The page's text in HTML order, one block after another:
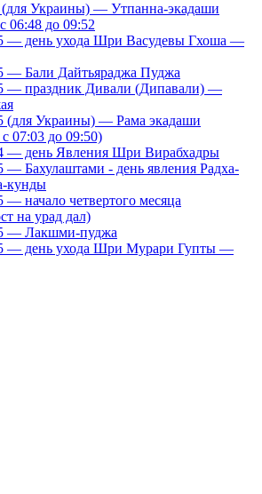
(для Украины) — Утпанна-экадаши
06:48 до 09:52
— день ухода Шри Васудевы Гхоша —
— Бали Дайтьяраджа Пуджа
— праздник Дивали (Дипавали) —
(для Украины) — Рама экадаши
07:03 до 09:50)
— день Явления Шри Вирабхадры
— Бахулаштами - день явления Радха-
кунды
— начало четвертого месяца
на урад дал)
— Лакшми-пуджа
— день ухода Шри Мурари Гупты —